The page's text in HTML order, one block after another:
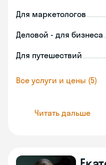
Для маркетологов
Деловой - для бизнеса
Для путешествий
Все услуги и цены (5)
Читать дальше